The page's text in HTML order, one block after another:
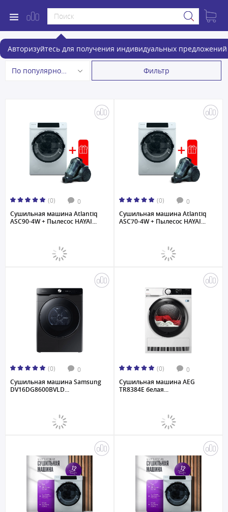
Авторизуйтесь для получения индивидуальных предложений
Сушильные машины
По популярности Фильтр
(0) 0
Сушильная машина Atlantiq
ASC90-4W + Пылесос HAYAI...
(0) 0
Сушильная машина Atlantiq
ASC70-4W + Пылесос HAYAI...
(0) 0
Сушильная машина Samsung
DV16DG8600BVLD...
(0) 0
Сушильная машина AEG
TR8384E белая...